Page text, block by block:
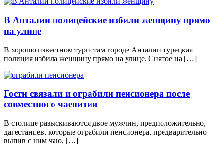
В Анталии полицейские избили женщину прямо
на улице
В хорошо известном туристам городе Анталии турецкая
полиция избила женщину прямо на улице. Снятое на […]
Гости связали и ограбили пенсионера после
совместного чаепития
В столице разыскиваются двое мужчин, предположительно,
дагестанцев, которые ограбили пенсионера, предварительно
выпив с ним чаю, […]